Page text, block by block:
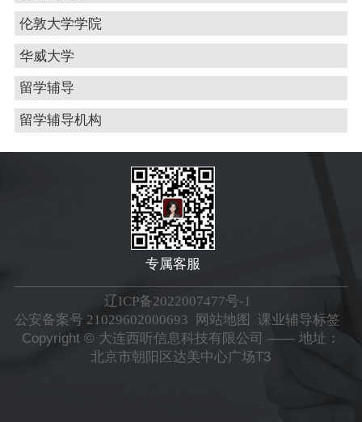
伦敦大学学院
华威大学
留学辅导
留学辅导机构
专属客服
辽ICP备2022007477号-1
公安备案号 21029602000693
网站地图
课业辅导标签
Copyright © 大连西听信息科技有限公司 —— 地址：
北京市朝阳区达美中心广场T3